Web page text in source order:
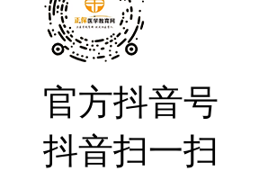
官方抖音号
抖音扫一扫